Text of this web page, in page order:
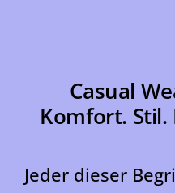
Casual
Komfort.
Jeder dieser